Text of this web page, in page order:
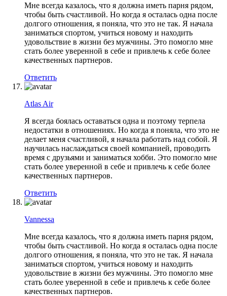
Мне всегда казалось, что я должна иметь парня рядом,
чтобы быть счастливой. Но когда я осталась одна после
долгого отношения, я поняла, что это не так. Я начала
заниматься спортом, учиться новому и находить
удовольствие в жизни без мужчины. Это помогло мне
стать более уверенной в себе и привлечь к себе более
качественных партнеров.
Ответить
Atlas Air
Я всегда боялась оставаться одна и поэтому терпела
недостатки в отношениях. Но когда я поняла, что это не
делает меня счастливой, я начала работать над собой. Я
научилась наслаждаться своей компанией, проводить
время с друзьями и заниматься хобби. Это помогло мне
стать более уверенной в себе и привлечь к себе более
качественных партнеров.
Ответить
Vannessa
Мне всегда казалось, что я должна иметь парня рядом,
чтобы быть счастливой. Но когда я осталась одна после
долгого отношения, я поняла, что это не так. Я начала
заниматься спортом, учиться новому и находить
удовольствие в жизни без мужчины. Это помогло мне
стать более уверенной в себе и привлечь к себе более
качественных партнеров.